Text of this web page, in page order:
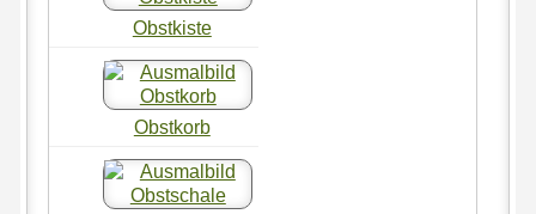
Obstkiste
Obstkorb